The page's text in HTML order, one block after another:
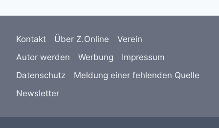
Kontakt Über Z.Online
Verein
Autor werden
Werbung
Impressum
Datenschutz
Meldung einer fehlenden Quelle
Newsletter